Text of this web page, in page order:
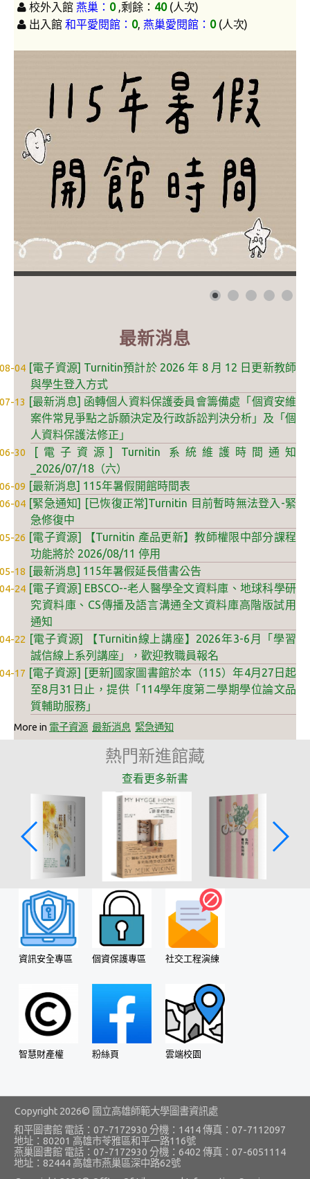
Microsoft 365 教育版
掠奪性期刊查詢
論文系統
EndNote 書目管理
Turnitin 原創比對
Wass國家圖書館學位論文相似檢測輔助系統
自學服務
智慧管理
I locker 智慧置物櫃
I Seat 線上座位預約
I Taker 智慧取書櫃
自動借還書系統
空間借用系統
友善報修
自動電控
人流辨識
門禁系統
智慧社群
雲端校園3D導覽
高師瓦力1號
歡樂耶誕
智慧行政
校務數據公開及下載
會議資料好管理
工作報告線上寫
系所評鑑看這裡
器材就要借你用
多元繳費
智慧教學
環境-智慧遠距教學
即時式線上教學
錄影式非同步教學
校外入館 燕巢： 0 ,剩餘： 40(人次)
出入館 和平愛閱館： 0, 燕巢愛閱館： 0(人次)
最新消息
04 [電子資源] Turnitin預計於 2026 年 8 月 12 日更新教師
與學生登入方式
13 [最新消息] 函轉個人資料保護委員會籌備處「個資安維
案件常見爭點之訴願決定及行政訴訟判決分析」及「個
人資料保護法修正」
30
[電子資源] Turnitin 系統維護時間通知
_2026/07/18（六）
09 [最新消息] 115年暑假開館時間表
04 [緊急通知] [已恢復正常]Turnitin 目前暫時無法登入-緊
急修復中
26 [電子資源] 【Turnitin 產品更新】教師權限中部分課程
功能將於 2026/08/11 停用
18 [最新消息] 115年暑假延長借書公告
24 [電子資源] EBSCO--老人醫學全文資料庫、地球科學研
究資料庫、CS傳播及語言溝通全文資料庫高階版試用
通知
22 [電子資源] 【Turnitin線上講座】2026年3-6月「學習
誠信線上系列講座」，歡迎教職員報名
17 [電子資源] [更新]國家圖書館於本（115）年4月27日起
至8月31日止，提供「114學年度第二學期學位論文品
質輔助服務」
More in 電子資源 最新消息 緊急通知
熱門新進館藏
查看更多新書
資訊安全專區 個資保護專區 社交工程演練
智慧財產權 粉絲頁 雲端校園
Copyright 2026© 國立高雄師範大學圖書資訊處
和平圖書館 電話：07-7172930 分機：1414 傳真：07-7112097
地址：80201 高雄市苓雅區和平一路116號
燕巢圖書館 電話：07-7172930 分機：6402 傳真：07-6051114
地址：82444 高雄市燕巢區深中路62號